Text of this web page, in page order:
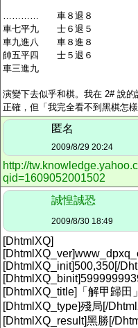
………… 車８退８
車七平九 士６退５
車九進八 車８進８
帥五平四 士５退６
車三進九
演變下去似乎和棋。我在 2# 說
正確，但「我完全看不到黑棋怎
匿名
2009/8/29 20:24
http://
qid=1609052001502
誠惶誠恐
2009/8/30 18:49
[DhtmlXQ]
[DhtmlXQ_init]500,350[/
[DhtmlXQ_title]「解甲歸田
[DhtmlXQ_type]殘局[/
[DhtmlXQ_result]黑勝[/